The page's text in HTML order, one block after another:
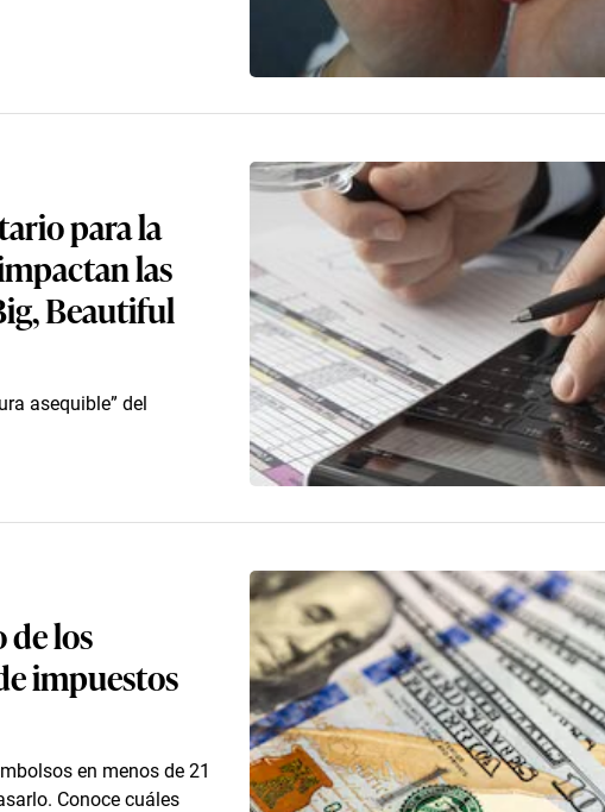
para la
las
Beautiful
asequible” del
de los
impuestos
en menos de 21
Conoce cuáles